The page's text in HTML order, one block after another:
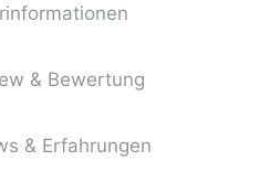
& Bewertung
& Erfahrungen